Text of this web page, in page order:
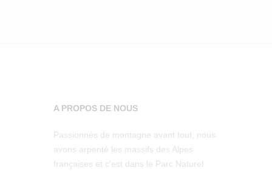
A PROPOS DE NOUS
Passionnés de montagne avant tout, nous
avons arpenté les massifs des Alpes
françaises et c'est dans le Parc Naturel